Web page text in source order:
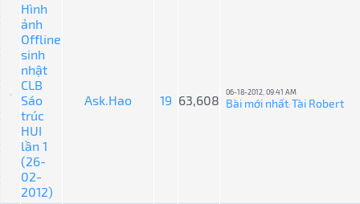
Hình
ảnh
Offline
sinh
nhật
CLB
Sáo
trúc
HUI
lần 1
(26-
02-
2012)
Ask.Hao 19 63,608
06-18-2012, 09:41 AM
Bài mới nhất:Tài Robert